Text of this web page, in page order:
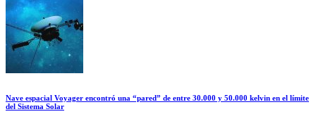
Nave espacial Voyager encontró una “pared” de entre 30.000 y 50.000 kelvin en el límite
del Sistema Solar